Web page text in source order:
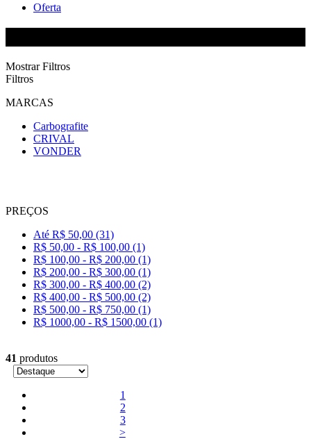
Oferta
Mostrar Filtros
Filtros
MARCAS
Carbografite
CRIVAL
VONDER
PREÇOS
Até R$ 50,00 (31)
R$ 50,00 - R$ 100,00 (1)
R$ 100,00 - R$ 200,00 (1)
R$ 200,00 - R$ 300,00 (1)
R$ 300,00 - R$ 400,00 (2)
R$ 400,00 - R$ 500,00 (2)
R$ 500,00 - R$ 750,00 (1)
R$ 1000,00 - R$ 1500,00 (1)
41 produtos
1
2
3
>